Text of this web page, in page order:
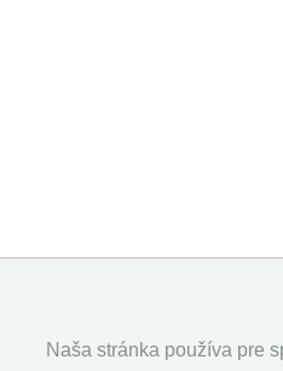
Naša stránka používa pre